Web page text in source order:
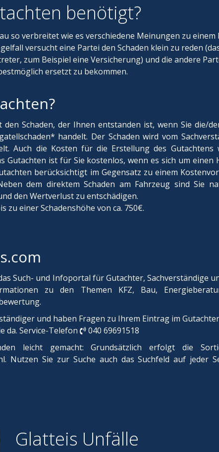
benötigt?
so verbreitet wie es verschiedene Meinungen zu
versucht eine Partei den Schaden klein zu reden
zum Beispiel eine Versicherung) und die andere
ersetzt zu bekommen.
Schaden, der Ihnen entstanden ist, wenn Sie die/
handelt. Der Schaden wird vom
Auch die Kosten für die Erstellung des Gutachtens
Gutachten ist für Sie kostenlos, wenn es sich um einen
berücksichtigt im Gegensatz zu einem
dem direktem Schaden am Fahrzeug sind Sie
den Wertverlust zu entschädigen.
zu einer Schadenshöhe von ca. 750€.
Such- und Infoportal für Gutachter, Sachverständige
zu den Themen KFZ, Bau,
und haben Fragen zu Ihrem Eintrag im
da. Service-Telefon
040 69691518
leicht gemacht: Grundsätzlich erfolgt die
Nutzen Sie zur Suche auch das Suchfeld auf jeder
Glatteis Unfälle